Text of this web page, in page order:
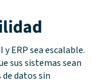
ERP sea escalable.
sus sistemas sean
datos sin